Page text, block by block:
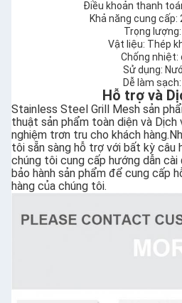
Điều khoản thanh
Khả năng cung cấp:
Trọng lượng:
Vật liệu: Thép
Chống nhiệt:
Sử dụng:
Dễ làm sạch:
Hỗ trợ và
Stainless Steel Grill Mesh sản
thuật sản phẩm toàn diện và
nghiệm trơn tru cho khách
tôi sẵn sàng hỗ trợ với bất kỳ câu
chúng tôi cung cấp hướng dẫn
bảo hành sản phẩm để cung cấp
hàng của chúng tôi.